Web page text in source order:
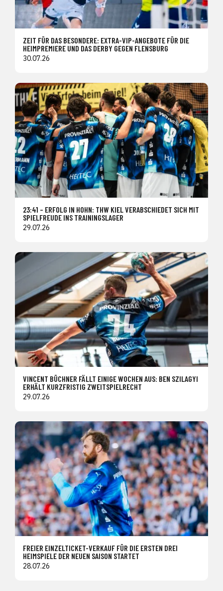
ZEIT FÜR DAS BESONDERE: EXTRA-VIP-ANGEBOTE FÜR DIE
HEIMPREMIERE UND DAS DERBY GEGEN FLENSBURG
30.07.26
23:41 – ERFOLG IN HOHN: THW KIEL VERABSCHIEDET SICH MIT
SPIELFREUDE INS TRAININGSLAGER
29.07.26
VINCENT BÜCHNER FÄLLT EINIGE WOCHEN AUS: BEN SZILAGYI
ERHÄLT KURZFRISTIG ZWEITSPIELRECHT
29.07.26
FREIER EINZELTICKET-VERKAUF FÜR DIE ERSTEN DREI
HEIMSPIELE DER NEUEN SAISON STARTET
28.07.26